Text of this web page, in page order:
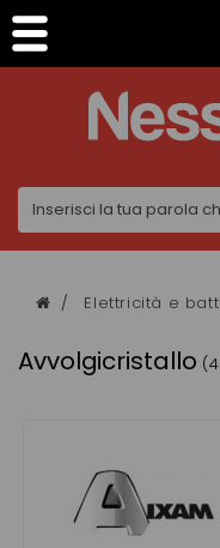
Elettricità e
Avvolgicristallo
Pannello di gestione dei